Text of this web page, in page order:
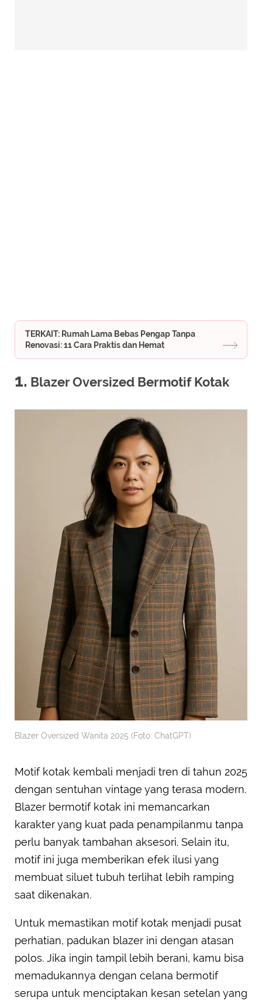
TERKAIT: Rumah Lama Bebas Pengap Tanpa
Renovasi: 11 Cara Praktis dan Hemat
1. Blazer Oversized Bermotif Kotak
Blazer Oversized Wanita 2025 (Foto: ChatGPT)
Motif kotak kembali menjadi tren di tahun 2025
dengan sentuhan vintage yang terasa modern.
Blazer bermotif kotak ini memancarkan
karakter yang kuat pada penampilanmu tanpa
perlu banyak tambahan aksesori. Selain itu,
motif ini juga memberikan efek ilusi yang
membuat siluet tubuh terlihat lebih ramping
saat dikenakan.
Untuk memastikan motif kotak menjadi pusat
perhatian, padukan blazer ini dengan atasan
polos. Jika ingin tampil lebih berani, kamu bisa
memadukannya dengan celana bermotif
serupa untuk menciptakan kesan setelan yang